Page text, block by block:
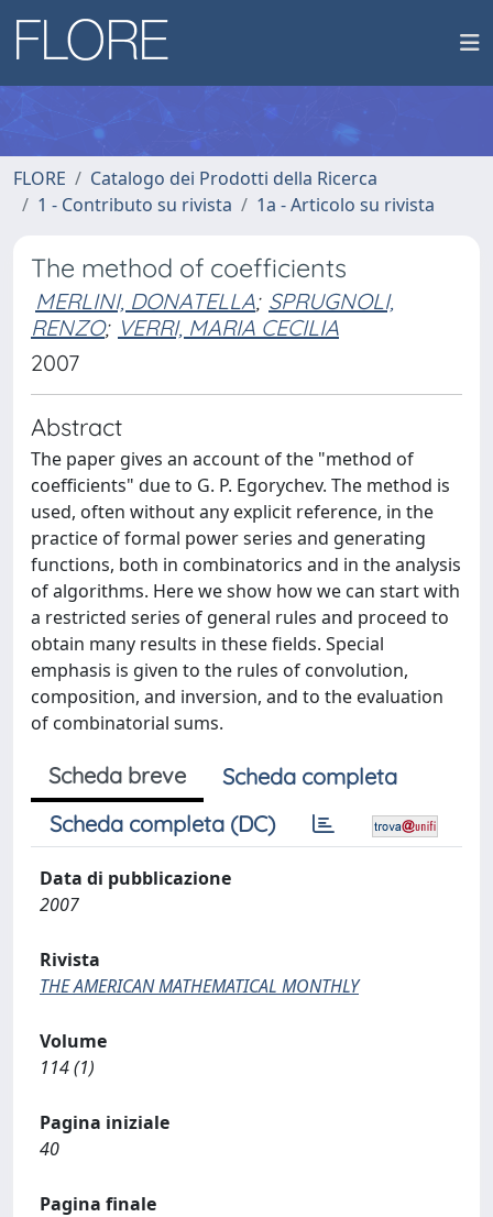
FLORE
Catalogo dei Prodotti della Ricerca
1 - Contributo su rivista
1a - Articolo su rivista
The method of coefficients
MERLINI, DONATELLA; SPRUGNOLI,
RENZO; VERRI, MARIA CECILIA
2007
Abstract
The paper gives an account of the "method of
coefficients" due to G. P. Egorychev. The method is
used, often without any explicit reference, in the
practice of formal power series and generating
functions, both in combinatorics and in the analysis
of algorithms. Here we show how we can start with
a restricted series of general rules and proceed to
obtain many results in these fields. Special
emphasis is given to the rules of convolution,
composition, and inversion, and to the evaluation
of combinatorial sums.
Scheda breve
Scheda completa
Scheda completa (DC)
Data di pubblicazione
2007
Rivista
THE AMERICAN MATHEMATICAL MONTHLY
Volume
114 (1)
Pagina iniziale
40
Pagina finale